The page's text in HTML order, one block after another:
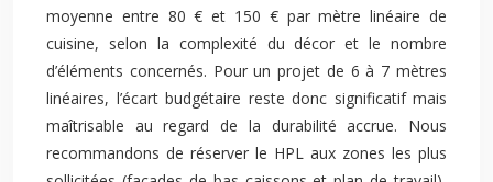
moyenne entre 80 € et 150 € par mètre linéaire de
cuisine, selon la complexité du décor et le nombre
d’éléments concernés. Pour un projet de 6 à 7 mètres
linéaires, l’écart budgétaire reste donc significatif mais
maîtrisable au regard de la durabilité accrue. Nous
recommandons de réserver le HPL aux zones les plus